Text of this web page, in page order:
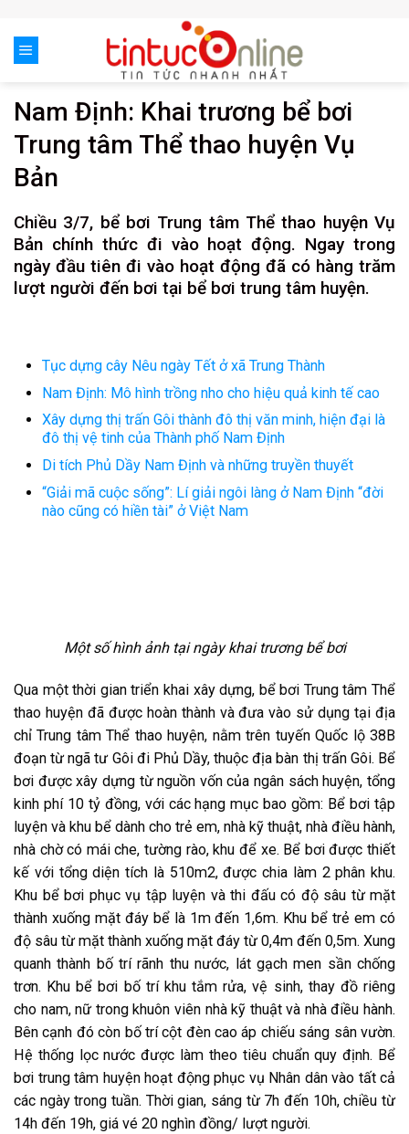
content
Nam Định: Khai trương bể bơi
Trung tâm Thể thao huyện Vụ
Bản
Chiều 3/7, bể bơi Trung tâm Thể thao huyện Vụ
Bản chính thức đi vào hoạt động. Ngay trong
ngày đầu tiên đi vào hoạt động đã có hàng trăm
lượt người đến bơi tại bể bơi trung tâm huyện.
Tục dựng cây Nêu ngày Tết ở xã Trung Thành
Nam Định: Mô hình trồng nho cho hiệu quả kinh tế cao
Xây dựng thị trấn Gôi thành đô thị văn minh, hiện đại là
đô thị vệ tinh của Thành phố Nam Định
Di tích Phủ Dầy Nam Định và những truyền thuyết
“Giải mã cuộc sống”: Lí giải ngôi làng ở Nam Định “đời
nào cũng có hiền tài” ở Việt Nam
Một số hình ảnh tại ngày khai trương bể bơi
Qua một thời gian triển khai xây dựng, bể bơi Trung tâm Thể
thao huyện đã được hoàn thành và đưa vào sử dụng tại địa
chỉ Trung tâm Thể thao huyện, nằm trên tuyến Quốc lộ 38B
đoạn từ ngã tư Gôi đi Phủ Dầy, thuộc địa bàn thị trấn Gôi. Bể
bơi được xây dựng từ nguồn vốn của ngân sách huyện, tổng
kinh phí 10 tỷ đồng, với các hạng mục bao gồm: Bể bơi tập
luyện và khu bể dành cho trẻ em, nhà kỹ thuật, nhà điều hành,
nhà chờ có mái che, tường rào, khu để xe. Bể bơi được thiết
kế với tổng diện tích là 510m2, được chia làm 2 phân khu.
Khu bể bơi phục vụ tập luyện và thi đấu có độ sâu từ mặt
thành xuống mặt đáy bể là 1m đến 1,6m. Khu bể trẻ em có
độ sâu từ mặt thành xuống mặt đáy từ 0,4m đến 0,5m. Xung
quanh thành bố trí rãnh thu nước, lát gạch men sần chống
trơn. Khu bể bơi bố trí khu tắm rửa, vệ sinh, thay đồ riêng
cho nam, nữ trong khuôn viên nhà kỹ thuật và nhà điều hành.
Bên cạnh đó còn bố trí cột đèn cao áp chiếu sáng sân vườn.
Hệ thống lọc nước được làm theo tiêu chuẩn quy định. Bể
bơi trung tâm huyện hoạt động phục vụ Nhân dân vào tất cả
các ngày trong tuần. Thời gian, sáng từ 7h đến 10h, chiều từ
14h đến 19h, giá vé 20 nghìn đồng/ lượt người.